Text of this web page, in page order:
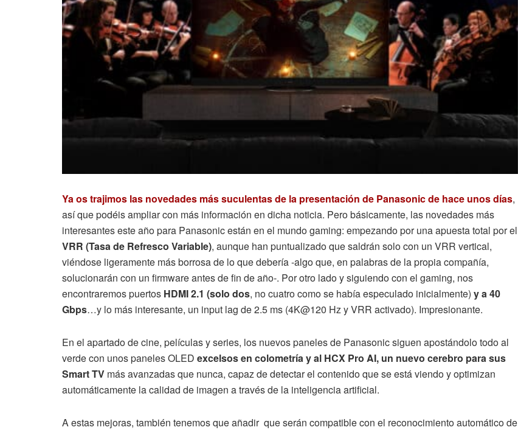
Ya os trajimos las novedades más suculentas de la presentación de Panasonic de hace unos días,
así que podéis ampliar con más información en dicha noticia. Pero básicamente, las novedades más
interesantes este año para Panasonic están en el mundo gaming: empezando por una apuesta total por el
VRR (Tasa de Refresco Variable), aunque han puntualizado que saldrán solo con un VRR vertical,
viéndose ligeramente más borrosa de lo que debería -algo que, en palabras de la propia compañía,
solucionarán con un firmware antes de fin de año-. Por otro lado y siguiendo con el gaming, nos
encontraremos puertos HDMI 2.1 (solo dos, no cuatro como se había especulado inicialmente) y a 40
Gbps…y lo más interesante, un input lag de 2.5 ms (4K@120 Hz y VRR activado). Impresionante.
En el apartado de cine, películas y series, los nuevos paneles de Panasonic siguen apostándolo todo al
verde con unos paneles OLED excelsos en colometría y al HCX Pro AI, un nuevo cerebro para sus
Smart TV más avanzadas que nunca, capaz de detectar el contenido que se está viendo y optimizan
automáticamente la calidad de imagen a través de la inteligencia artificial.
A estas mejoras, también tenemos que añadir que serán compatible con el reconocimiento automático de